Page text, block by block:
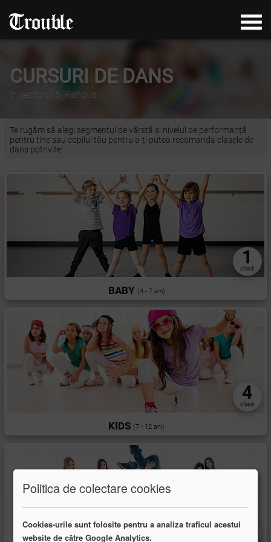
Politica de colectare cookies
Cookies-urile sunt folosite pentru a analiza traficul acestui
website de către Google Analytics.
CURSURI DE DANS
în sectorul 5, Rahova
Te rugăm să alegi segmentul de vârstă și nivelul de performanță
pentru tine sau copilul tău pentru a-ți putea recomanda clasele de
dans potrivite!
BABY (4 - 7 ani)
1
clasă
KIDS (7 - 12 ani)
4
clase